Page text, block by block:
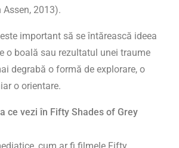
Assen, 2013).
important să se întărească ideea
o boală sau rezultatul unei traume
degrabă o formă de explorare, o
o orientare.
ce vezi în Fifty Shades of Grey